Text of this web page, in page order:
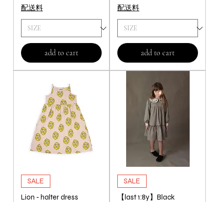
配送料
add to cart
配送料
add to cart
SALE
Lion - halter dress
SALE
【last 1:8y】Black